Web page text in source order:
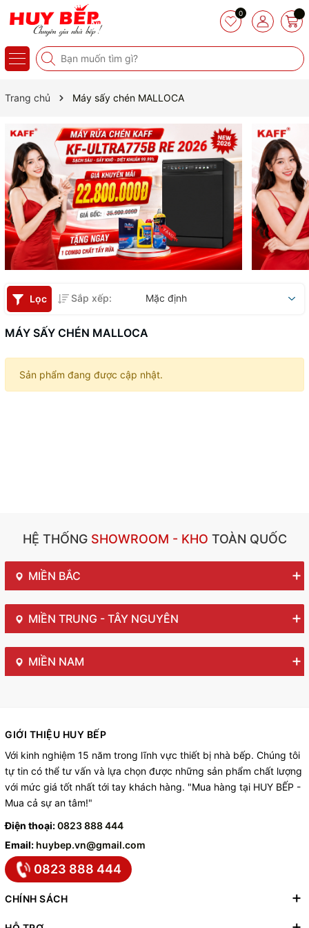
0
Trang chủ Máy sấy chén MALLOCA
Lọc Sắp xếp: Mặc định
MÁY SẤY CHÉN MALLOCA
Sản phẩm đang được cập nhật.
HỆ THỐNGSHOWROOM - KHO TOÀN QUỐC
MIỀN BẮC
MIỀN TRUNG - TÂY NGUYÊN
MIỀN NAM
GIỚI THIỆU HUY BẾP
Với kinh nghiệm 15 năm trong lĩnh vực thiết bị nhà bếp. Chúng tôi
tự tin có thể tư vấn và lựa chọn được những sản phẩm chất lượng
với mức giá tốt nhất tới tay khách hàng. "Mua hàng tại HUY BẾP -
Mua cả sự an tâm!"
Điện thoại:0823 888 444
Email: huybep.vn@gmail.com
0823 888 444
CHÍNH SÁCH